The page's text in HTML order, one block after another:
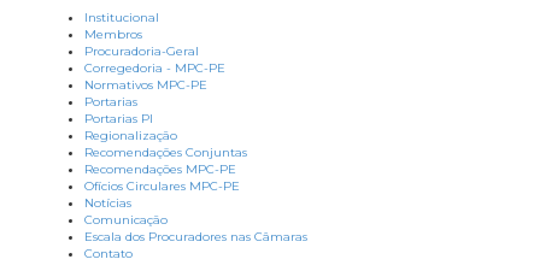
Institucional
Membros
Procuradoria-Geral
Corregedoria - MPC-PE
Normativos MPC-PE
Portarias
Portarias PI
Regionalização
Recomendações Conjuntas
Recomendações MPC-PE
Ofícios Circulares MPC-PE
Notícias
Comunicação
Escala dos Procuradores nas Câmaras
Contato